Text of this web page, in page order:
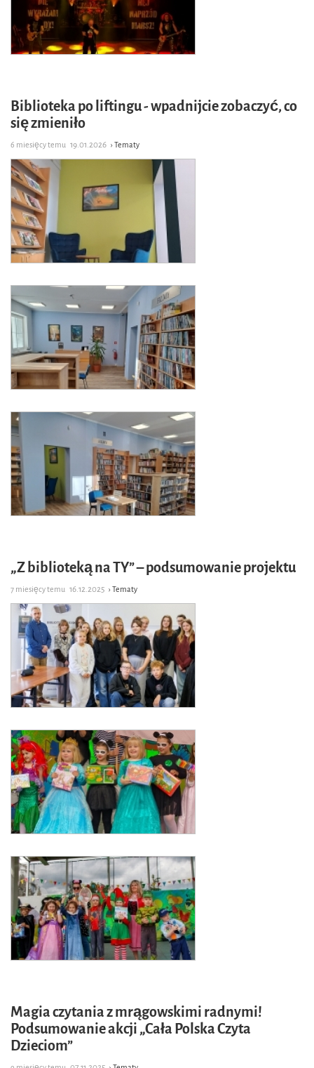
Biblioteka po liftingu - wpadnijcie zobaczyć, co
się zmieniło
6 miesięcy temu 19.01.2026 › Tematy
„Z biblioteką na TY” – podsumowanie projektu
7 miesięcy temu 16.12.2025 › Tematy
Magia czytania z mrągowskimi radnymi!
Podsumowanie akcji „Cała Polska Czyta
Dzieciom”